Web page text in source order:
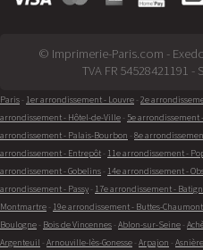
© Imprimerie-Paris.com -
TVA FR 54528421191 -
Paris - 1er arrondissement - Louvre - 2e
arrondissement - Hôtel-de-Ville - 5e arrondissement
arrondissement - Palais-Bourbon - 8e
arrondissement - Entrepôt - 11e arrondissement -
arrondissement - Gobelins - 14e arrondissement -
arrondissement - Passy - 17e arrondissement -
Montmartre - 19e arrondissement - Buttes-Chaumont
Boulogne - Bois de Vincennes - Ablon-sur-Seine -
Argenteuil - Arnouville-lès-Gonesse - Arpajon -